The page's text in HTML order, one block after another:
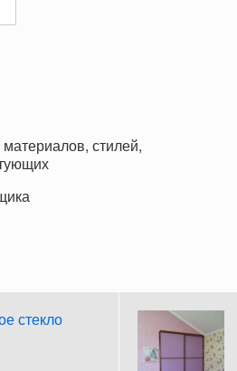
стилей,
стекло